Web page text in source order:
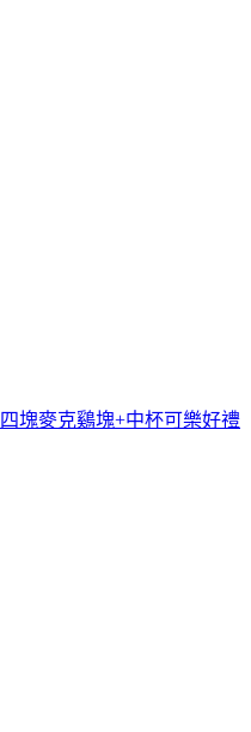
塊麥克鷄塊+中杯可樂好禮